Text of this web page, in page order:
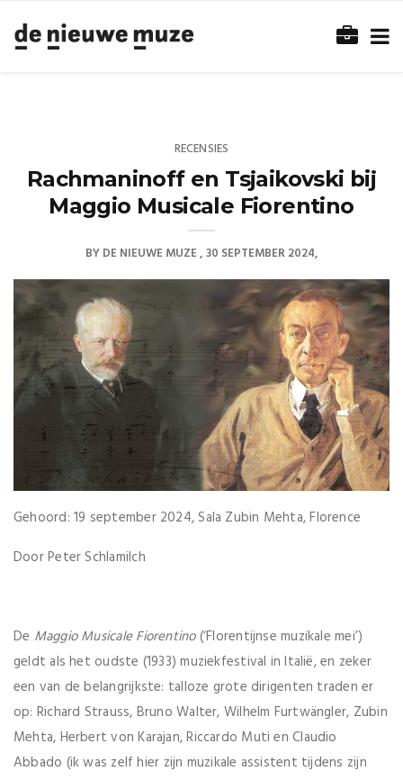
RECENSIES
Rachmaninoff en Tsjaikovski bij
Maggio Musicale Fiorentino
BYDE NIEUWE MUZE 30 SEPTEMBER 2024
Gehoord: 19 september 2024, Sala Zubin Mehta, Florence
Door Peter Schlamilch
De Maggio Musicale Fiorentino(‘Florentijnse muzikale mei’)
geldt als het oudste (1933) muziekfestival in Italië, en zeker
een van de belangrijkste: talloze grote dirigenten traden er
op: Richard Strauss, Bruno Walter, Wilhelm Furtwängler, Zubin
Mehta, Herbert von Karajan, Riccardo Muti en Claudio
Abbado (ik was zelf hier zijn muzikale assistent tijdens zijn